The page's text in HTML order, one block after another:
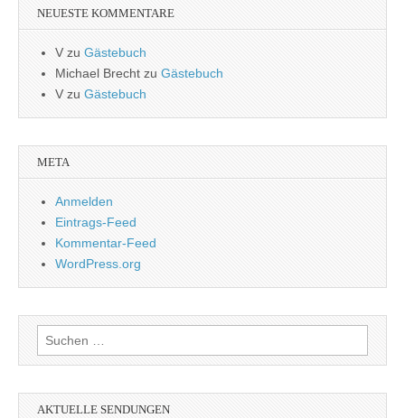
NEUESTE KOMMENTARE
V zu Gästebuch
Michael Brecht zu Gästebuch
Vzu Gästebuch
META
Anmelden
Eintrags-Feed
Kommentar-Feed
WordPress.org
Suchen
nach:
AKTUELLE SENDUNGEN